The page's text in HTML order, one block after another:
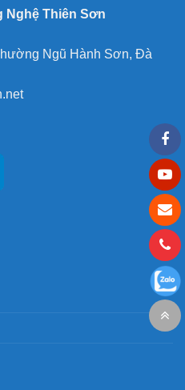
Nghệ Thiên Sơn
Ngũ Hành Sơn, Đà